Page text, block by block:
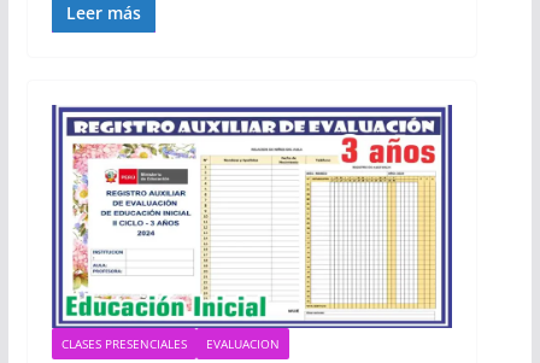
Leer más
CLASES PRESENCIALES EVALUACION